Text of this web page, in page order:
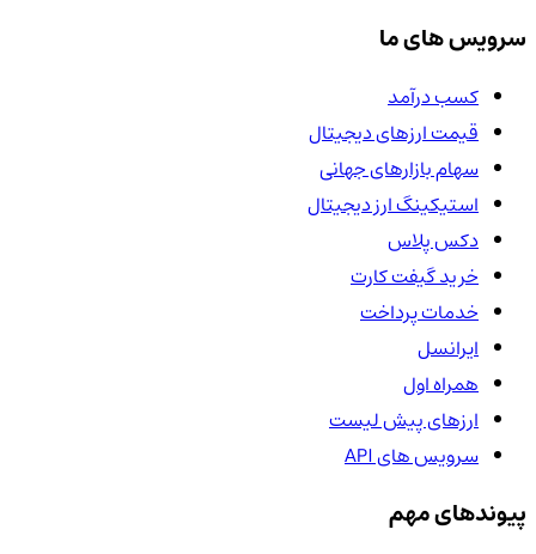
سرویس های ما
کسب درآمد
قیمت ارزهای دیجیتال
سهام بازارهای جهانی
استیکینگ ارز دیجیتال
دکس پلاس
خرید گیفت کارت
خدمات پرداخت
ایرانسل
همراه اول
ارزهای پیش لیست
سرویس های API
پیوندهای مهم